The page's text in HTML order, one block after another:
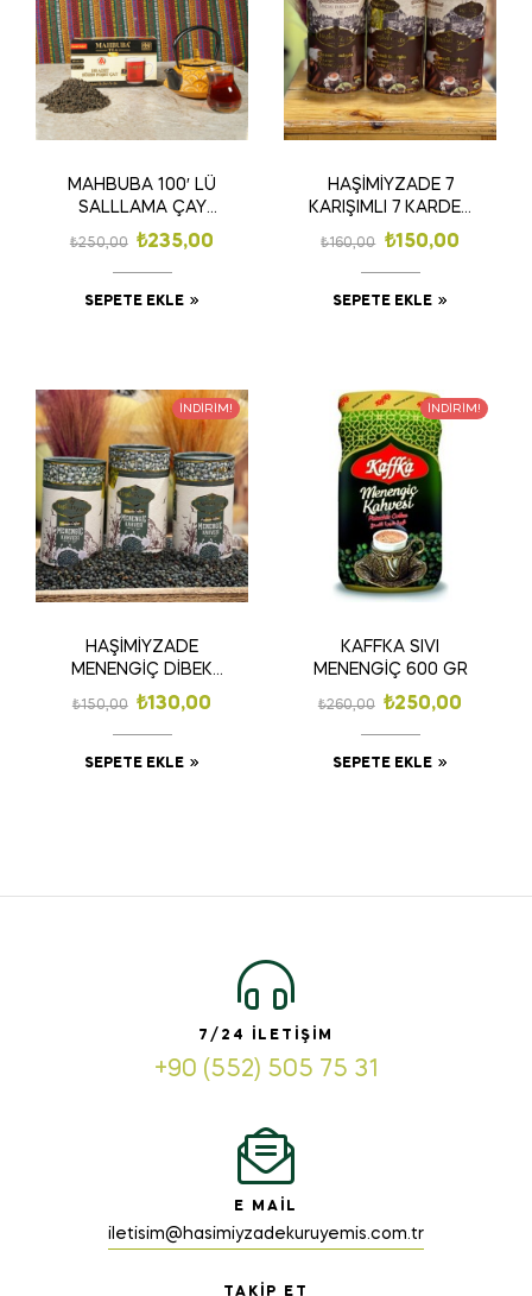
MAHBUBA 100′ LÜ
SALLLAMA ÇAY
BARDAK HEDİYELİ
₺250,00 ₺235,00
SEPETE EKLE
HAŞİMİYZADE 7
KARIŞIMLI 7 KARDEŞ
DİBEK KAHVESİ
KAKULELİ 250 GR
₺160,00 ₺150,00
SEPETE EKLE
İNDIRIM!
HAŞİMİYZADE
MENENGİÇ DİBEK
KAHVESİ 250 GR
₺150,00 ₺130,00
SEPETE EKLE
İNDIRIM!
KAFFKA SIVI
MENENGİÇ 600 GR
₺260,00 ₺250,00
SEPETE EKLE
7/24 İLETIŞIM
+90 (552) 505 75 31
E MAIL
iletisim@hasimiyzadekuruyemis.com.tr
TAKIP ET